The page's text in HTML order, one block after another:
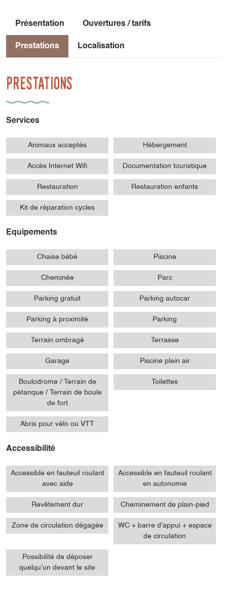
Présentation Ouvertures / tarifs
Prestations Localisation
Prestations
Services
Animaux acceptés Hébergement
Accès Internet Wifi Documentation touristique
Restauration Restauration enfants
Kit de réparation cycles
Equipements
Chaise bébé Piscine
Cheminée Parc
Parking gratuit Parking autocar
Parking à proximité Parking
Terrain ombragé Terrasse
Garage Piscine plein air
Boulodrome / Terrain de
pétanque / Terrain de boule
de fort
Toilettes
Abris pour vélo ou VTT
Accessibilité
Accessible en fauteuil roulant
avec aide
Accessible en fauteuil roulant
en autonomie
Revêtement dur Cheminement de plain-pied
Zone de circulation dégagée
WC + barre d'appui + espace
de circulation
Possibilité de déposer
quelqu’un devant le site